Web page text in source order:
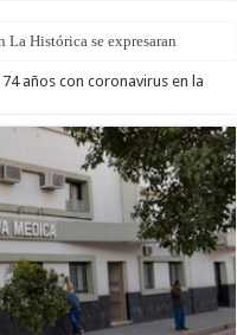
Histórica se expresaran
años con coronavirus en la